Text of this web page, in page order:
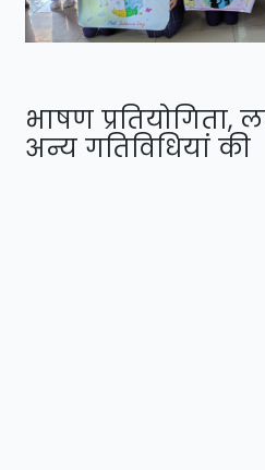
भाषण
अन्य गतिविधियां की